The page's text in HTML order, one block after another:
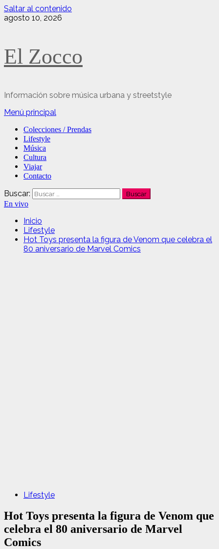
Saltar al contenido
agosto 10, 2026
El Zocco
Información sobre música urbana y streetstyle
Menú principal
Colecciones / Prendas
Lifestyle
Música
Cultura
Viajar
Contacto
Buscar:
En vivo
Inicio
Lifestyle
Hot Toys presenta la figura de Venom que celebra el
80 aniversario de Marvel Comics
Lifestyle
Hot Toys presenta la figura de Venom que
celebra el 80 aniversario de Marvel
Comics